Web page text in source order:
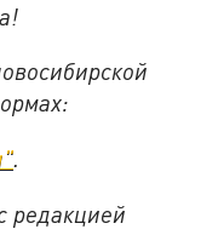
.
редакцией